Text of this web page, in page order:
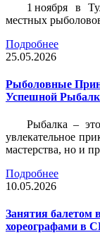
1 ноября в
местных
Подробнее
25.05.2026
Рыболовные
Успешной
Рыбалка –
увлекательное
мастерства, но и
Подробнее
10.05.2026
Занятия балетом
хореографами в